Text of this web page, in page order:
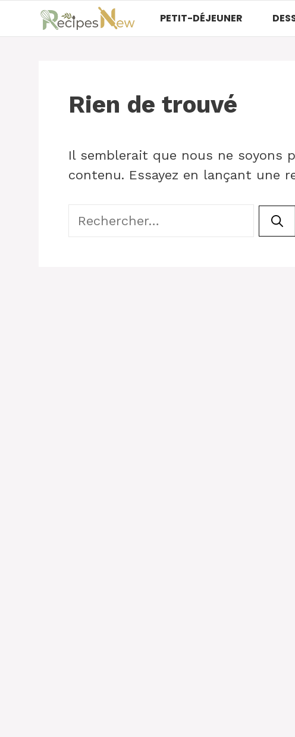
PETIT-DÉJEUNER
Rien de trouvé
Il semblerait que nous ne soyons
contenu. Essayez en lançant une
Rechercher :